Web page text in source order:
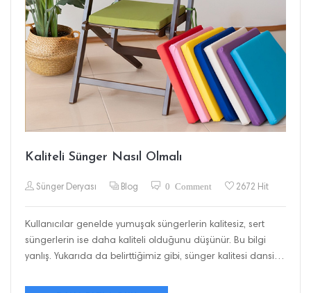
Kaliteli Sünger Nasıl Olmalı
Sünger Deryası Blog 0 Comment 2672 Hit
Kullanıcılar genelde yumuşak süngerlerin kalitesiz, sert
süngerlerin ise daha kaliteli olduğunu düşünür. Bu bilgi
yanlış. Yukarıda da belirttiğimiz gibi, sünger kalitesi dansite